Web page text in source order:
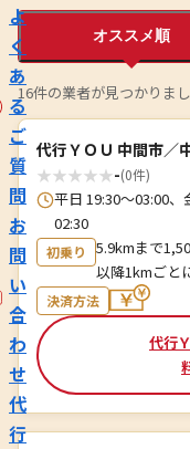
よ
く
あ
る
ご
質
問
お
問
い
合
わ
せ
代
行
オススメ順
16件の業者が見つかりま
代行ＹＯＵ 中間市／
★★★★★-(0件)
平日 19:30～03:00
02:30
初乗り
5.9kmまで
以降1kmごと
決済方法
代行